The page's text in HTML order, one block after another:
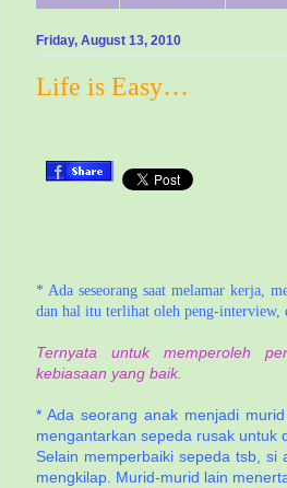
Friday, August 13, 2010
Life is Easy…
* Ada seseorang saat melamar kerja,
dan hal itu terlihat oleh peng-interview,
Ternyata untuk memperoleh
kebiasaan yang baik.
* Ada seorang anak menjadi
mengantarkan sepeda rusak untuk
Selain memperbaiki sepeda tsb, si
mengkilap. Murid-murid lain